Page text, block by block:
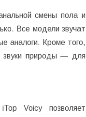
смены пола и
Все модели звучат
аналоги. Кроме того,
звуки природы — для
Voicy позволяет